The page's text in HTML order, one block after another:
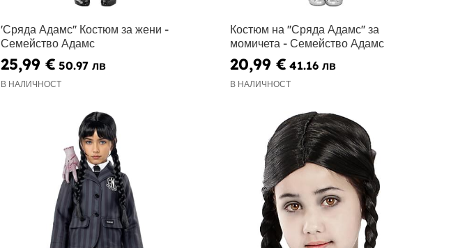
'Сряда Адамс'' Костюм за жени -
Семейство Адамс
25,99 € 50.97 лв
В НАЛИЧНОСТ
Костюм на ''Сряда Адамс'' за
момичета - Семейство Адамс
20,99 € 41.16 лв
В НАЛИЧНОСТ